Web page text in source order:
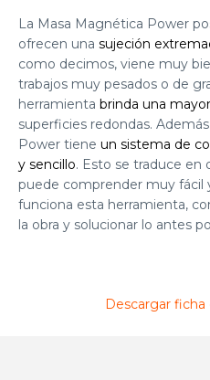
La Masa Magnética Power
ofrecen una sujeción
como decimos, viene muy
trabajos muy pesados o de
herramienta brinda una
superficies redondas.
Power tiene un sistema de
y sencillo. Esto se traduce en
puede comprender muy fácil
funciona esta herramienta,
la obra y solucionar lo antes
Descargar